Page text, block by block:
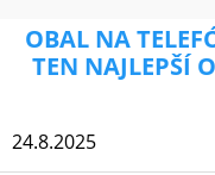
MOBIL
OBAL NA
TEN NAJLEPŠÍ
24.8.2025